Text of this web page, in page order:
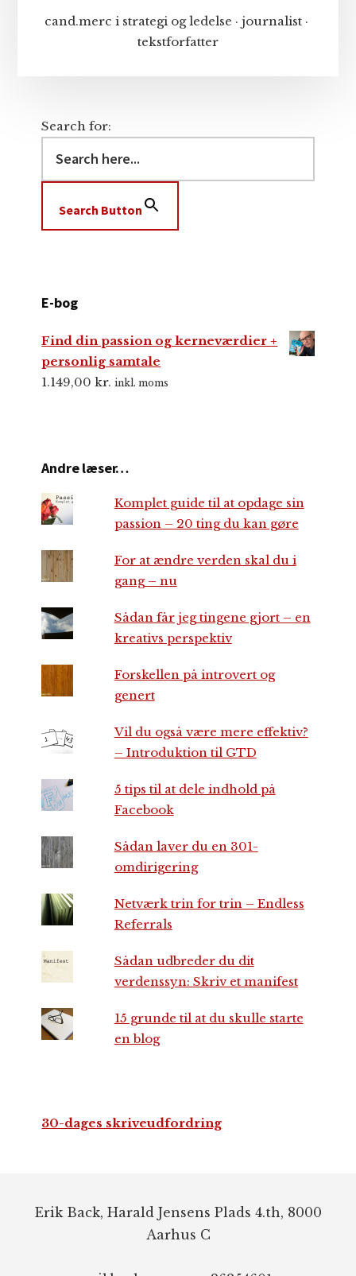
cand.merc i strategi og ledelse · journalist ·
tekstforfatter
Search for:
Search Button
E-bog
Find din passion og kerneværdier +
personlig samtale
1.149,00kr. inkl. moms
Andre læser…
Komplet guide til at opdage sin
passion – 20 ting du kan gøre
For at ændre verden skal du i
gang – nu
Sådan får jeg tingene gjort – en
kreativs perspektiv
Forskellen på introvert og
genert
Vil du også være mere effektiv?
– Introduktion til GTD
5 tips til at dele indhold på
Facebook
Sådan laver du en 301-
omdirigering
Netværk trin for trin – Endless
Referrals
Sådan udbreder du dit
verdenssyn: Skriv et manifest
15 grunde til at du skulle starte
en blog
30-dages skriveudfordring
Erik Back, Harald Jensens Plads 4.th, 8000
Aarhus C